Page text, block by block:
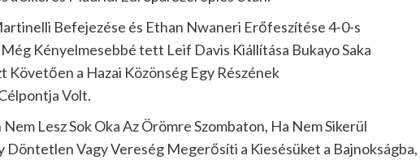
Befejezése és Ethan Nwaneri Erőfeszítése 4-0-s
Kényelmesebbé tett Leif Davis Kiállítása Bukayo Saka
a Hazai Közönség Egy Részének
Volt.
Lesz Sok Oka Az Örömre Szombaton, Ha Nem Sikerül
Vagy Vereség Megerősíti a Kiesésüket a Bajnokságba,